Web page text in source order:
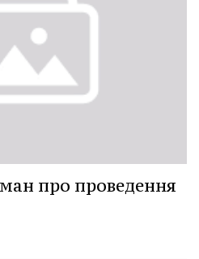
про проведення